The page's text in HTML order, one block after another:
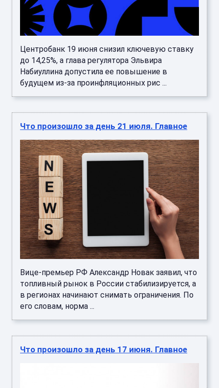
Центробанк 19 июня снизил ключевую ставку
до 14,25%, а глава регулятора Эльвира
Набиуллина допустила ее повышение в
будущем из-за проинфляционных рис ...
Что произошло за день 21 июля. Главное
Вице-премьер РФ Александр Новак заявил, что
топливный рынок в России стабилизируется, а
в регионах начинают снимать ограничения. По
его словам, норма ...
Что произошло за день 17 июня. Главное